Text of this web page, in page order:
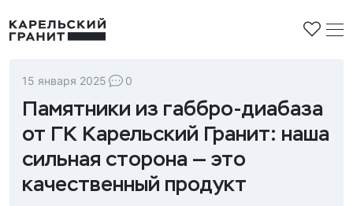
Строительная продукция
Облицовочная плитка
15 января 2025 0
Памятники из габбро-диабаза
от ГК Карельский Гранит: наша
сильная сторона — это
качественный продукт